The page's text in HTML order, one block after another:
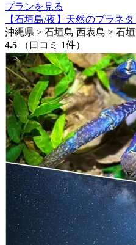
プランを見る
【石垣島/夜】天然のプラネ
沖縄県 > 石垣島 西表島 > 石
4.5
（口コミ 1件）